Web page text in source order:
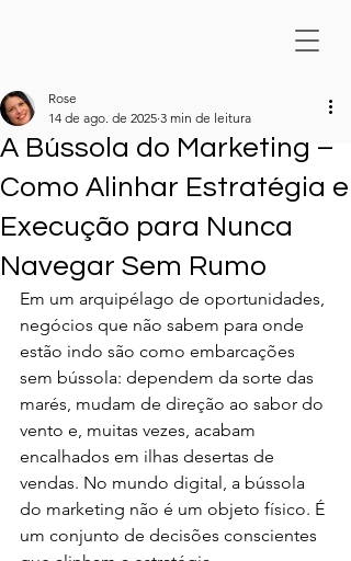
A Bússola do Marketing –
Como Alinhar Estratégia e
Execução para Nunca
Navegar Sem Rumo
Rose
14 de ago. de 2025 3 min de leitura
Em um arquipélago de oportunidades,
negócios que não sabem para onde
estão indo são como embarcações
sem bússola: dependem da sorte das
marés, mudam de direção ao sabor do
vento e, muitas vezes, acabam
encalhados em ilhas desertas de
vendas. No mundo digital, a bússola
do marketing não é um objeto físico. É
um conjunto de decisões conscientes